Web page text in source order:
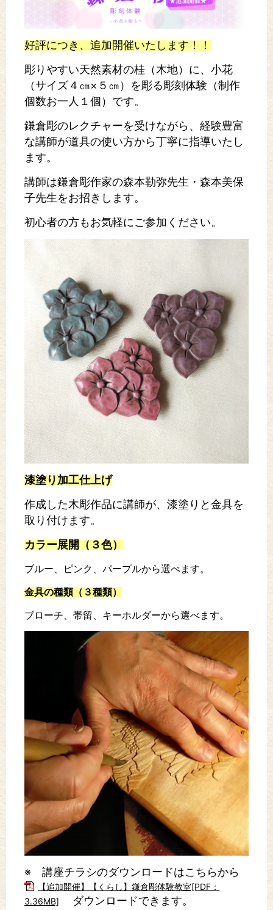
好評につき、追加開催いたします！！
彫りやすい天然素材の桂（木地）に、小花
（サイズ４㎝×５㎝）を彫る彫刻体験（制作
個数お一人１個）です。
鎌倉彫のレクチャーを受けながら、経験豊富
な講師が道具の使い方から丁寧に指導いたし
ます。
講師は鎌倉彫作家の森本勒弥先生・森本美保
子先生をお招きします。
初心者の方もお気軽にご参加ください。
漆塗り加工仕上げ
作成した木彫作品に講師が、漆塗りと金具を
取り付けます。
カラー展開（３色）
ブルー、ピンク、パープルから選べます。
金具の種類（３種類）
ブローチ、帯留、キーホルダーから選べます。
※ 講座チラシのダウンロードはこちらから
【追加開催】【くらし】鎌倉彫体験教室[PDF：
3.36MB]
ダウンロードできます。